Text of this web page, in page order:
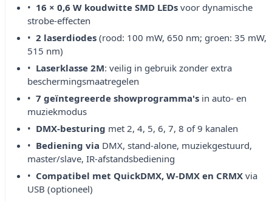
16 × 0,6 W koudwitte SMD LEDs voor dynamische
strobe-effecten
2 laserdiodes (rood: 100 mW, 650 nm; groen: 35 mW,
515 nm)
Laserklasse 2M: veilig in gebruik zonder extra
beschermingsmaatregelen
7 geïntegreerde showprogramma's in auto- en
muziekmodus
DMX-besturing met 2, 4, 5, 6, 7, 8 of 9 kanalen
Bediening via DMX, stand-alone, muziekgestuurd,
master/slave, IR-afstandsbediening
Compatibel met QuickDMX, W-DMX en CRMX via
USB (optioneel)